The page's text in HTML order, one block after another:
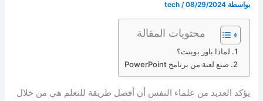
بواسطة tech /08/29/2024
محتويات المقالة
لماذا باور بوينت؟
صنع لعبة من برنامج PowerPoint
يؤكد العديد من علماء النفس أن أفضل طريقة للتعلم هي من خلال